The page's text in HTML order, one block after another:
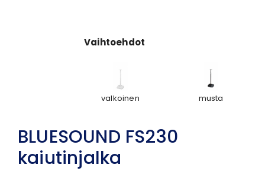
Vaihtoehdot
valkoinen musta
BLUESOUND FS230
kaiutinjalka